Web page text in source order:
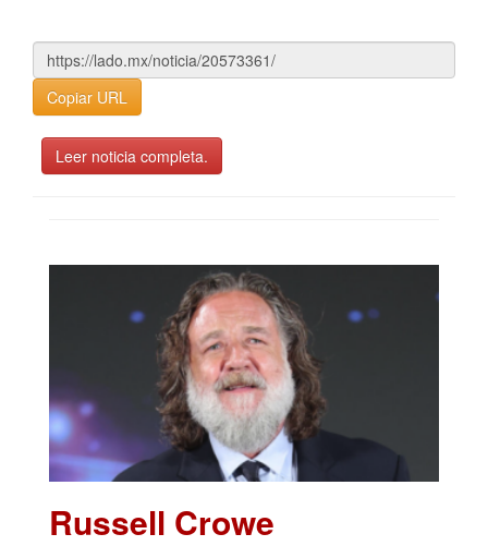
Copiar URL
Leer noticia completa.
Russell Crowe